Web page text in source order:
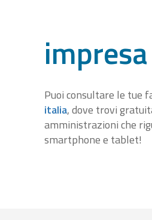
Puoi consultare le tue
italia, dove trovi
amministrazioni che
smartphone e tablet!